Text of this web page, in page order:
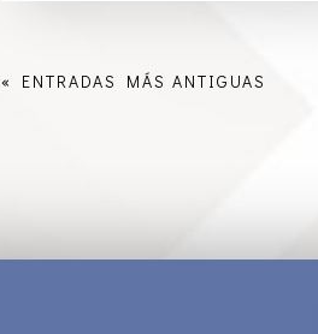
« ENTRADAS MÁS ANTIGUAS